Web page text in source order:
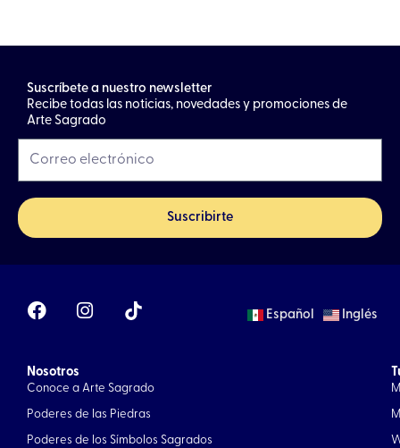
Suscríbete a nuestro newsletter
Recibe todas las noticias, novedades y promociones de
Arte Sagrado
Suscribirte
F
a
b
o
o
I
n
g
r
a
Español Inglés
Nosotros
Conoce a Arte Sagrado
Poderes de las Piedras
Poderes de los Símbolos Sagrados